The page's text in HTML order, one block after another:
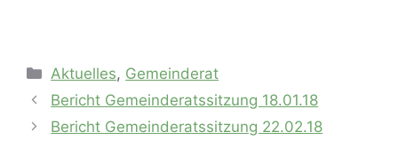
Kategorien
Aktuelles, Gemeinderat
Bericht Gemeinderatssitzung 18.01.18
Bericht Gemeinderatssitzung 22.02.18